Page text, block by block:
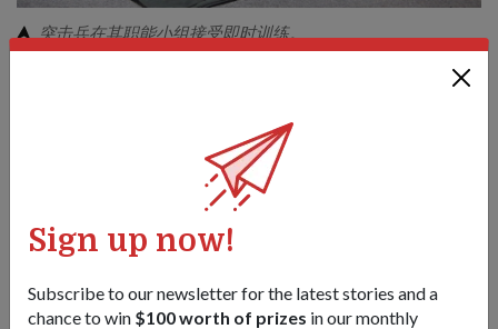
Sign up now!
Subscribe to our newsletter for the latest stories and a
chance to win $100 worth of prizes in our monthly
突击兵在其职能小组接受即时训练。
由于采取了这些措施，军队在营地停留的时间较以往更长。
Ramkumar Rohan)三级上士表示，他还有额外的职责确保安
"我确保属下的士兵总是士气高涨，他们的状态都很不错。
（并且）我还要确保每名士兵都遵守新的安全措施，"这位
现年22岁的年轻人说。